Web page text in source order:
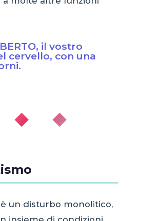
il vostro
cervello, con una
◆ ◆
un disturbo monolitico,